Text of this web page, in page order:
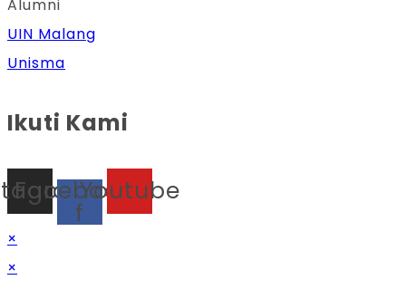
Alumni
UIN Malang
Unisma
Ikuti Kami
Facebook-
f
Youtube
×
×